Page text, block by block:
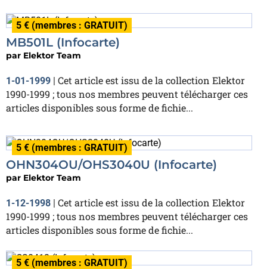
5 € (membres : GRATUIT)
MB501L (Infocarte)
par Elektor Team
1-01-1999 | Cet article est issu de la collection Elektor
1990-1999 ; tous nos membres peuvent télécharger ces
articles disponibles sous forme de fichie...
5 € (membres : GRATUIT)
OHN304OU/OHS3040U (Infocarte)
par Elektor Team
1-12-1998 | Cet article est issu de la collection Elektor
1990-1999 ; tous nos membres peuvent télécharger ces
articles disponibles sous forme de fichie...
5 € (membres : GRATUIT)